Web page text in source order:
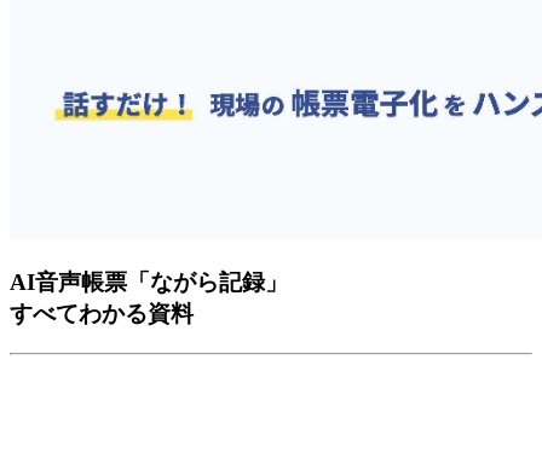
AI音声帳票「ながら記録」
すべてわかる資料